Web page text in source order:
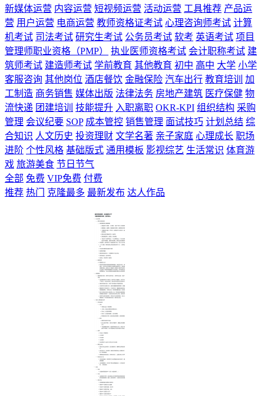
新媒体运营 内容运营 短视频运营 活动运营 工具推荐 产品运
营 用户运营 电商运营 教师资格证考试 心理咨询师考试 计算
机考试 司法考试 研究生考试 公务员考试 软考 英语考试 项目
管理师职业资格（PMP）
执业医师资格考试 会计职称考试 建
筑师考试 建造师考试 学前教育 其他教育 初中 高中 大学 小学
客服咨询 其他岗位 酒店餐饮 金融保险 汽车出行 教育培训
加
工制造 商务销售 媒体出版 法律法务 房地产建筑 医疗保健 物
流快递 团建培训 技能提升 入职离职 OKR-KPI 组织结构 采购
管理 会议纪要 SOP 成本管控 销售管理 面试技巧 计划总结 综
合知识 人文历史 投资理财 文学名著 亲子家庭 心理成长 职场
进阶 个性风格 基础版式 通用模板 影视综艺 生活常识 体育游
戏 旅游美食 节日节气
全部 免费 VIP免费 付费
推荐 热门 克隆最多 最新发布 达人作品